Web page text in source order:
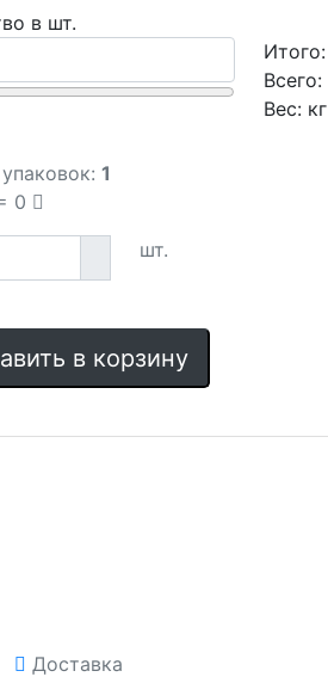
в шт.
Итого:
Всего:
Вес: кг
1
0
шт.
в корзину
Доставка